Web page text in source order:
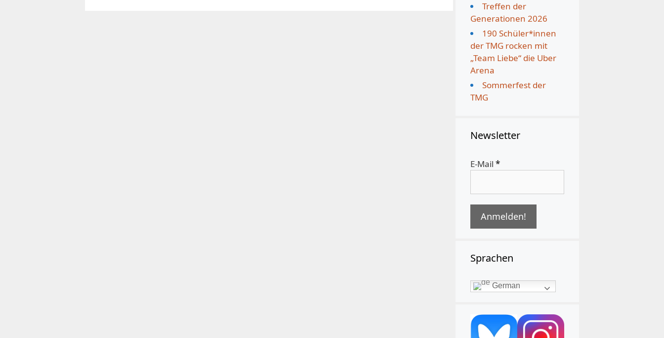
Treffen der
Generationen 2026
190 Schüler*innen
der TMG rocken mit
„Team Liebe“ die Uber
Arena
Sommerfest der
TMG
Newsletter
E-Mail *
Sprachen
German